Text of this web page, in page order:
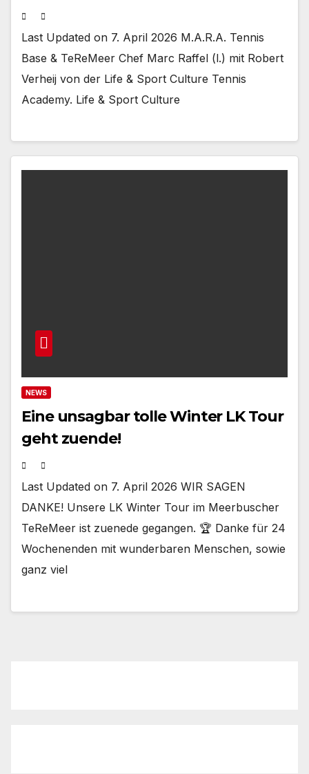
Last Updated on 7. April 2026 M.A.R.A. Tennis
Base & TeReMeer Chef Marc Raffel (l.) mit Robert
Verheij von der Life & Sport Culture Tennis
Academy. Life & Sport Culture
NEWS
Eine unsagbar tolle Winter LK Tour
geht zuende!
Last Updated on 7. April 2026 WIR SAGEN
DANKE! Unsere LK Winter Tour im Meerbuscher
TeReMeer ist zuenede gegangen. 🏆 Danke für 24
Wochenenden mit wunderbaren Menschen, sowie
ganz viel